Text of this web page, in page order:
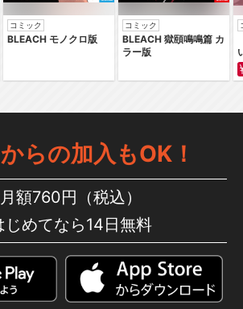
コミック
BLEACH モノクロ版
コミック
BLEACH 獄頤鳴鳴篇 カ
ラー版
らの加入もOK！
月額760円（税込）
じめてなら14日無料